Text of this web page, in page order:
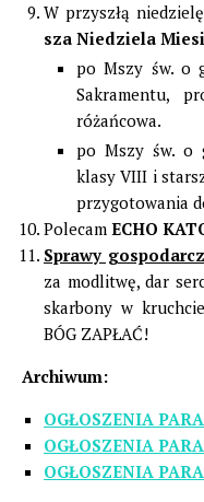
W przyszłą
sza Niedziela
po Mszy św. o
Sakramentu,
różańcowa.
po Mszy św. o
klasy VIII i
przygotowania
Polecam ECHO
Sprawy
za modlitwę, dar
skarbony w
BÓG ZAPŁAĆ!
Archiwum:
OGŁOSZENIA
OGŁOSZENIA
OGŁOSZENIA